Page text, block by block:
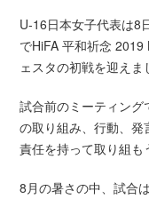
U-16日本女子代表は8
でHiFA 平和祈念
ェスタの初戦を迎えま
試合前のミーティン
の取り組み、行動、発
責任を持って取り組も
8月の暑さの中、試合